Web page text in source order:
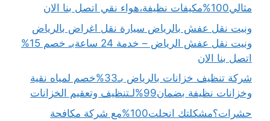
مثالي100%مكيفات نظيفة،هواء نقي اتصل بنا الان
ونيت نقل عفش بالرياض سيارة نقل اغراض بالرياض
ونيت نقل عفش الرياض – خدمة 24 ساعةبـ خصم 15%
اتصل بنا الان
شركة تنظيف خزانات بالرياض بـ33%خصم لمياه نقية
وخزانات نظيفة بضمان99%لـتنظيف وتعقيم الخزانات
حشرات؟مشكلتك انحلت100%مع شركة مكافحة